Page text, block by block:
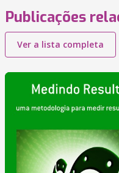
Publicações
Ver a lista completa